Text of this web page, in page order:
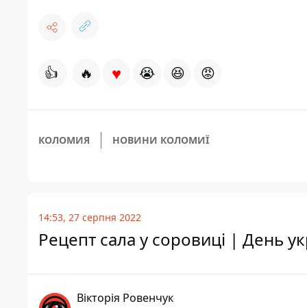
👍 🔥 ♥ 😭 😆 😡
КОЛОМИЯ НОВИНИ КОЛОМИЇ
14:53, 27 серпня 2022
Рецепт сала у соровиці | День
Вікторія Ровенчук